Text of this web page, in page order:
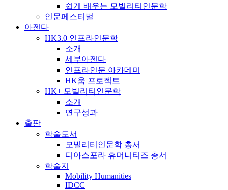
쉽게 배우는 모빌리티인문학
인문페스티벌
아젠다
HK3.0 인프라인문학
소개
세부아젠다
인프라인문 아카데미
HK움 프로젝트
HK+ 모빌리티인문학
소개
연구성과
출판
학술도서
모빌리티인문학 총서
디아스포라 휴머니티즈 총서
학술지
Mobility Humanities
IDCC